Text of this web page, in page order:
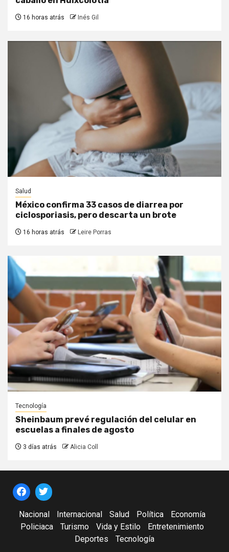
16 horas atrás Inés Gil
Salud
México confirma 33 casos de diarrea por
ciclosporiasis, pero descarta un brote
16 horas atrás Leire Porras
Tecnología
Sheinbaum prevé regulación del celular en
escuelas a finales de agosto
3 días atrás Alicia Coll
Nacional Internacional Salud Política
Economía
Policiaca
Turismo Vida y Estilo
Entretenimiento
Deportes
Tecnología